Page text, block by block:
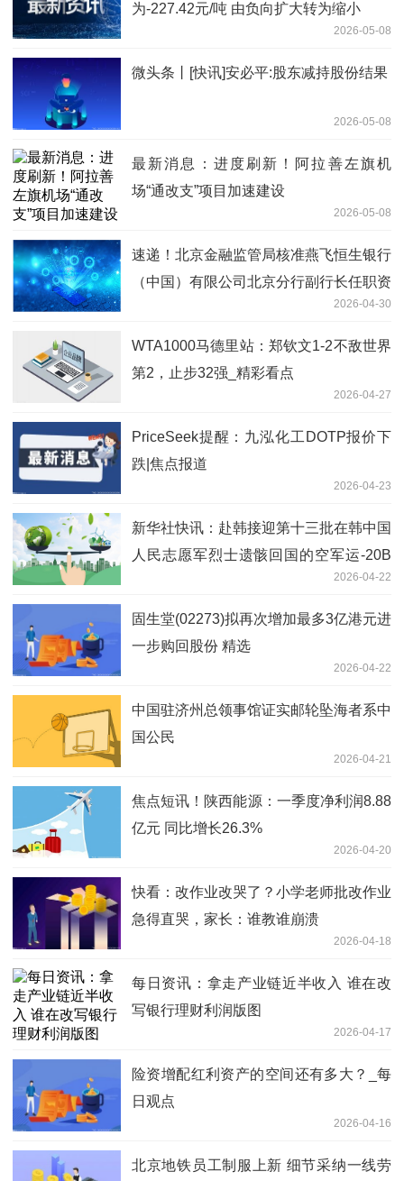
为-227.42元/吨 由负向扩大转为缩小
2026-05-08
微头条丨[快讯]安必平:股东减持股份结果
2026-05-08
最新消息：进度刷新！阿拉善左旗机
场“通改支”项目加速建设
2026-05-08
速递！北京金融监管局核准燕飞恒生银行
（中国）有限公司北京分行副行长任职资
2026-04-30
WTA1000马德里站：郑钦文1-2不敌世界
第2，止步32强_精彩看点
2026-04-27
PriceSeek提醒：九泓化工DOTP报价下
跌|焦点报道
2026-04-23
新华社快讯：赴韩接迎第十三批在韩中国
人民志愿军烈士遗骸回国的空军运-20B
已进入中国领空，4架歼-20迎接护航 前
沿资讯
2026-04-22
固生堂(02273)拟再次增加最多3亿港元进
一步购回股份 精选
2026-04-22
中国驻济州总领事馆证实邮轮坠海者系中
国公民
2026-04-21
焦点短讯！陕西能源：一季度净利润8.88
亿元 同比增长26.3%
2026-04-20
快看：改作业改哭了？小学老师批改作业
急得直哭，家长：谁教谁崩溃
2026-04-18
每日资讯：拿走产业链近半收入 谁在改
写银行理财利润版图
2026-04-17
险资增配红利资产的空间还有多大？_每
日观点
2026-04-16
北京地铁员工制服上新 细节采纳一线劳